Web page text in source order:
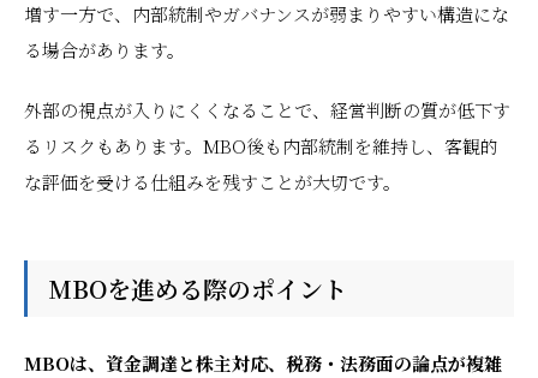
増す一方で、内部統制やガバナンスが弱まりやすい構造にな
る場合があります。
外部の視点が入りにくくなることで、経営判断の質が低下す
るリスクもあります。MBO後も内部統制を維持し、客観的
な評価を受ける仕組みを残すことが大切です。
MBOを進める際のポイント
MBOは、資金調達と株主対応、税務・法務面の論点が複雑